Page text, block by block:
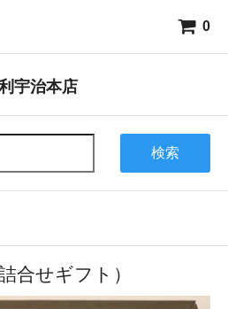
0
宇治本店
検索
合せギフト）